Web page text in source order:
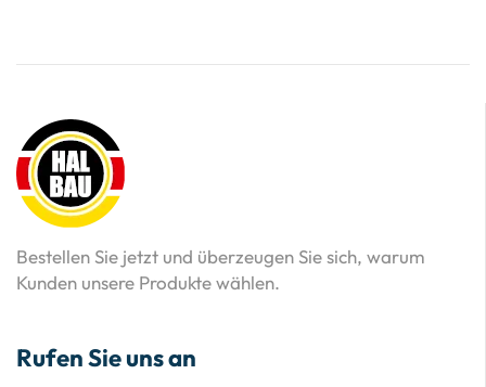
Bestellen Sie jetzt und überzeugen Sie sich, warum
Kunden unsere Produkte wählen.
Rufen Sie uns an